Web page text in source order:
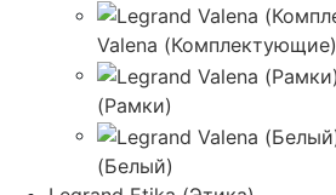
Valena (Комплектующие)
(Рамки)
(Белый)